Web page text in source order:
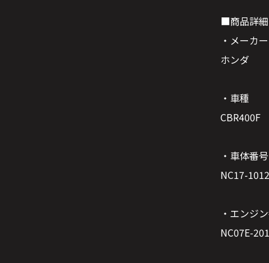
■商品詳細
・メーカー
ホンダ
・車種
CBR400F
・車体番号
NC17-
・エンジ
NC07E-